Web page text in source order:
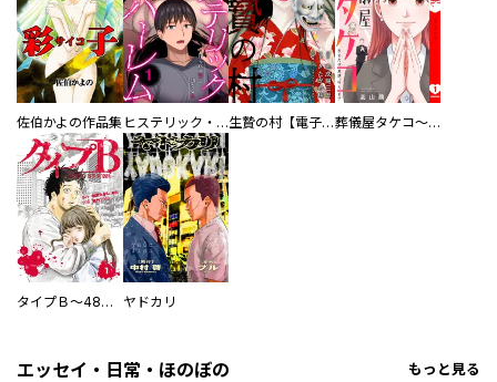
佐伯かよの作品集 ヒステリック・ハーレム～搾られる男と堕ちる女～【電子単行本版】 生贄の村【電子単行本版】 葬儀屋タケコ～あなたの最期、叶えます【電子単行本版】
タイプＢ～48時間後、致死率100％～【単話】 ヤドカリ
エッセイ・日常・ほのぼの もっと見る